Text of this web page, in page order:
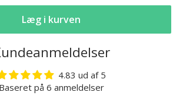
Læg i kurven
4.83 ud af 5
Baseret på 6 anmeldelser